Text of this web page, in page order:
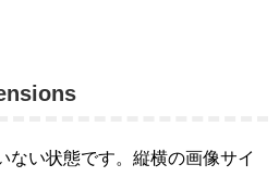
ない状態です。縦横の画像サイ